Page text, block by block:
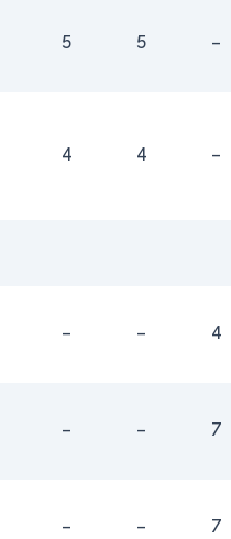
5 5 –
4 4 –
– – 4
– – 7
– – 7